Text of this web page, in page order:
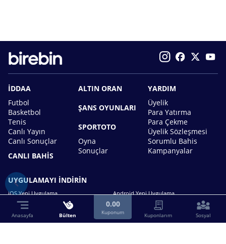
İDDAA
Futbol
Basketbol
Tenis
Canlı Yayın
Canlı Sonuçlar
CANLI BAHİS
ALTIN ORAN
ŞANS OYUNLARI
SPORTOTO
Oyna
Sonuçlar
YARDIM
Üyelik
Para Yatırma
Para Çekme
Üyelik Sözleşmesi
Sorumlu Bahis
Kampanyalar
UYGULAMAYI İNDİRİN
iOS Yeni Uygulama Android Yeni Uygulama
Anasayfa Bülten
0.00
Kuponum Kuponlarım Sosyal